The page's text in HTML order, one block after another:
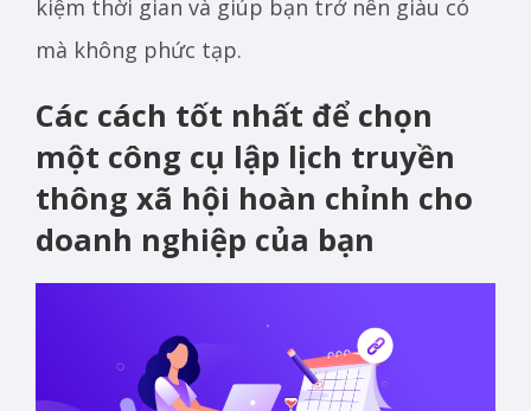
kiệm thời gian và giúp bạn trở nên giàu có
mà không phức tạp.
Các cách tốt nhất để chọn
một công cụ lập lịch truyền
thông xã hội hoàn chỉnh cho
doanh nghiệp của bạn